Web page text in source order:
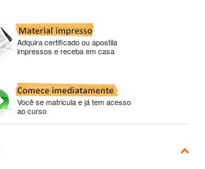
Adquira certificado ou apostila
impressos e receba em casa
Você se matricula e já tem acesso
ao curso